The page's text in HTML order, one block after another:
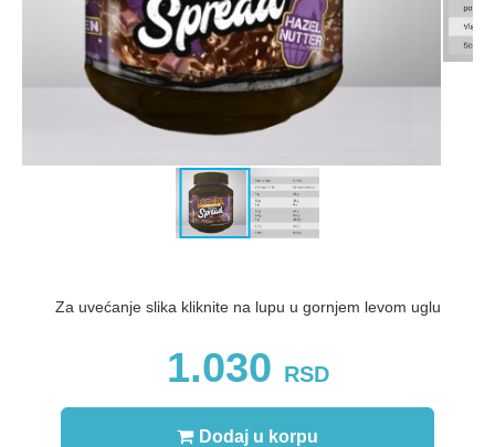
Za uvećanje slika kliknite na lupu u gornjem levom uglu
1.030 RSD
Dodaj u korpu